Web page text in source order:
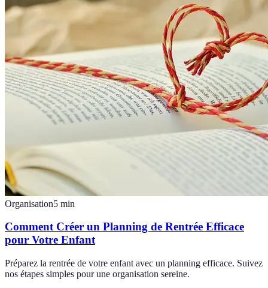
Organisation5 min
Comment Créer un Planning de Rentrée Efficace
pour Votre Enfant
Préparez la rentrée de votre enfant avec un planning efficace. Suivez
nos étapes simples pour une organisation sereine.